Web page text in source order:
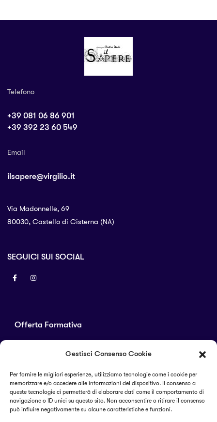
Gestisci Consenso Cookie
Per fornire le migliori esperienze, utilizziamo tecnologie come i cookie per
memorizzare e/o accedere alle informazioni del dispositivo. Il consenso a
queste tecnologie ci permetterà di elaborare dati come il comportamento di
navigazione o ID unici su questo sito. Non acconsentire o ritirare il consenso
può influire negativamente su alcune caratteristiche e funzioni.
Offerta Formativa
Corsi di perfezionamento
Alta formazione
Telefono
+39 081 06 86 901
+39 392 23 60 549
Email
ilsapere@virgilio.it
Via Madonnelle, 69
80030, Castello di Cisterna (NA)
SEGUICI SUI SOCIAL